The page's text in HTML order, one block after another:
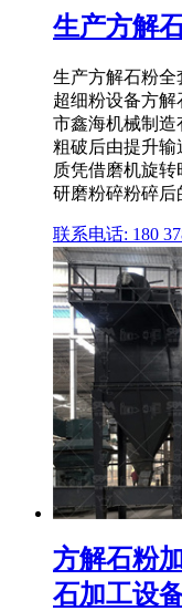
生产方解
生产方解石粉全
超细粉设备方
市鑫海机械制
粗破后由提升输
质凭借磨机旋
研磨粉碎粉碎后
联系电话: 180
方解石粉
石加工设